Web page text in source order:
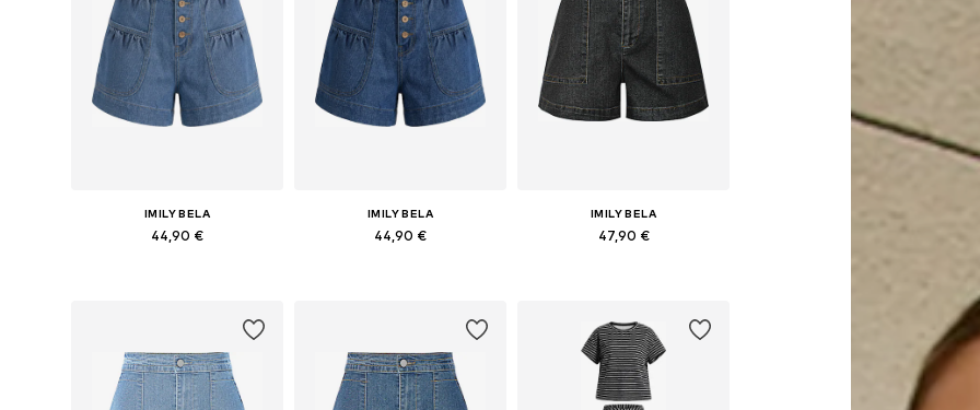
IMILY BELA
44,90 €
IMILY BELA
44,90 €
IMILY BELA
47,90 €